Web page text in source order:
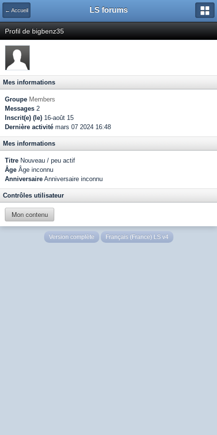
← Accueil LS forums
Profil de bigbenz35
Mes informations
Groupe Members
Messages 2
Inscrit(e) (le) 16-août 15
Dernière activité mars 07 2024 16:48
Mes informations
Titre Nouveau / peu actif
Âge Âge inconnu
Anniversaire Anniversaire inconnu
Contrôles utilisateur
Mon contenu
Version complète Français (France) LS v4